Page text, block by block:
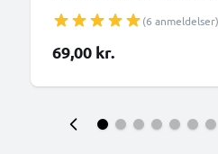
Sony, GoPro) og mange flere
opladerkabel med USB Type
(6 anmeldelser)
69,00 kr.